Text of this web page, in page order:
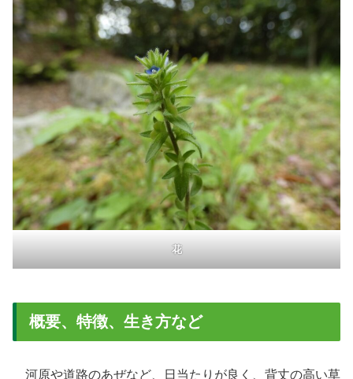
花
概要、特徴、生き方など
河原や道路のあぜなど、日当たりが良く、背丈の高い草